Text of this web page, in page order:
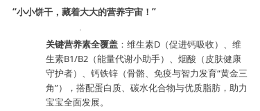
“小小饼干，藏着大大的营养宇宙！”
·
关键营养素全覆盖：维生素D（促进钙吸收）、维
生素B1/B2（能量代谢小助手）、烟酸（皮肤健康
守护者）、钙铁锌（骨骼、免疫与智力发育“黄金三
角”），搭配蛋白质、碳水化合物与优质脂肪，助力
宝宝全面发展。